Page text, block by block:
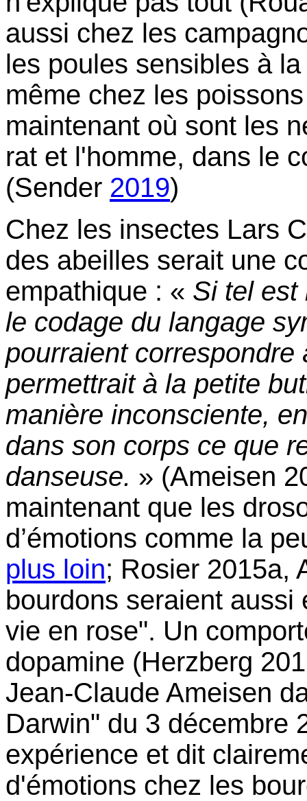
aussi chez les
les poules sensibles à
même chez les
maintenant où sont les
rat et l'homme, dans le
(Sender 2019)
Chez les insectes Lars
des abeilles serait une
empathique : « Si tel est
le codage du langage
pourraient correspondre
permettrait à la petite
manière inconsciente,
dans son corps ce que
danseuse. » (Ameisen
maintenant que les
d’émotions comme la
plus loin; Rosier 2015a,
bourdons seraient
vie en rose". Un
dopamine (Herzberg
Jean-Claude Ameisen
Darwin" du 3 décembre
expérience et dit
d'émotions chez les